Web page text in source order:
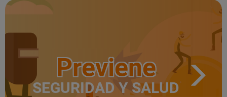
Previene
SEGURIDAD Y SALUD